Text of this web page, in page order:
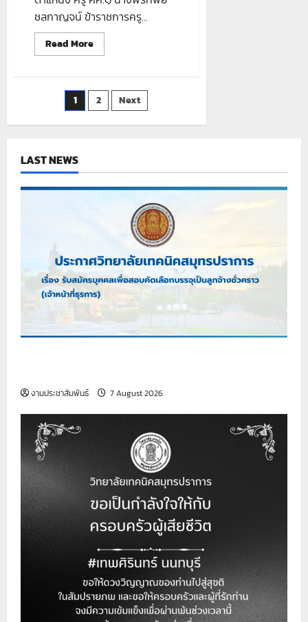
ชลกาญจน์ ข้าราชการครู...
Read MoreRead
more
แสดง
ความ
ยินดี
Posts
pagination
1 2 Next
LAST NEWS
งานประชาสัมพันธ์ 7 August 2026